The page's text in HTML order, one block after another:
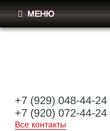
+7 (929) 048-44-24
+7 (920) 072-44-24
Все контакты
МЕНЮ